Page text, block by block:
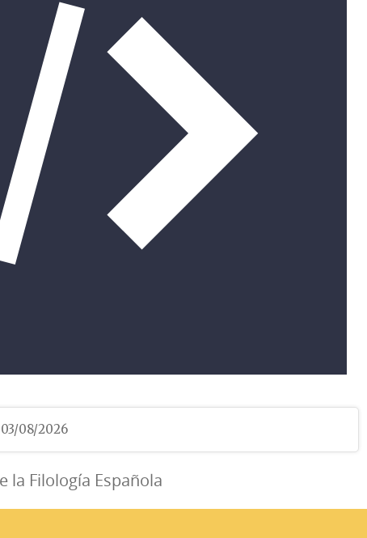
08/2026
la Filología Española